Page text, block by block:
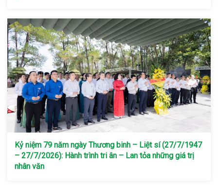
Kỷ niệm 79 năm ngày Thương binh – Liệt sí (27/7/1947
– 27/7/2026): Hành trình tri ân – Lan tỏa những giá trị
nhân văn